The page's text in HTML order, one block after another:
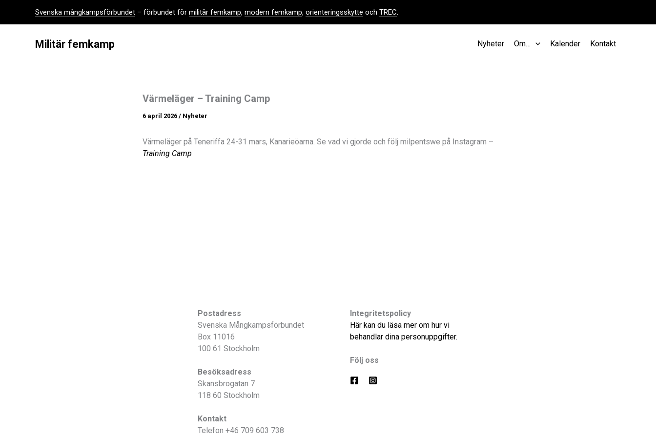
Svenska mångkampsförbundet – förbundet för militär femkamp, modern femkamp, orienteringsskytte och TREC.
Militär femkamp Nyheter Om… Kalender Kontakt
Värmeläger – Training Camp
6 april 2026 / Nyheter
Värmeläger på Teneriffa 24-31 mars, Kanarieöarna. Se vad vi gjorde och följ milpentswe på Instagram –
Training Camp
Postadress
Svenska Mångkampsförbundet
Box 11016
100 61 Stockholm
Besöksadress
Skansbrogatan 7
118 60 Stockholm
Kontakt
Telefon +46 709 603 738
Integritetspolicy
Här kan du läsa mer om hur vi
behandlar dina personuppgifter.
Följ oss